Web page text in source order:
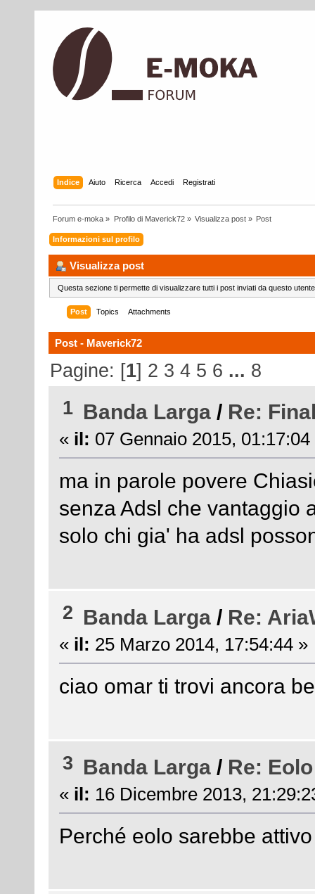
Indice Aiuto Ricerca Accedi Registrati
Forum e-moka » Profilo di Maverick72» Visualizza post» Post
Informazioni sul profilo
Visualizza post
Questa sezione ti permette di visualizzare tutti i post inviati da questo
Post Topics Attachments
Post - Maverick72
Pagine: [1] 2 3 4 5 6 ... 8
1 Banda Larga / Re:
« il: 07 Gennaio 2015, 01:17:04
ma in parole povere
senza Adsl che vantaggio
solo chi gia' ha adsl
2 Banda Larga / Re:
« il: 25 Marzo 2014, 17:54:44 »
ciao omar ti trovi ancora
3 Banda Larga / Re:
« il: 16 Dicembre 2013,
Perché eolo sarebbe